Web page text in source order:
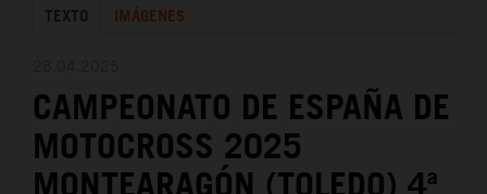
LA EMPRESA
TEXTO IMÁGENES
CAMPEONATO DE ESPAÑA DE
MOTOCROSS 2025
MONTEARAGÓN (TOLEDO) 4ª